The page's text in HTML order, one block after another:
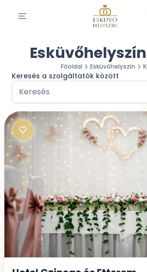
Főoldal Esküvőhelyszín
Keresés a szolgáltatók között